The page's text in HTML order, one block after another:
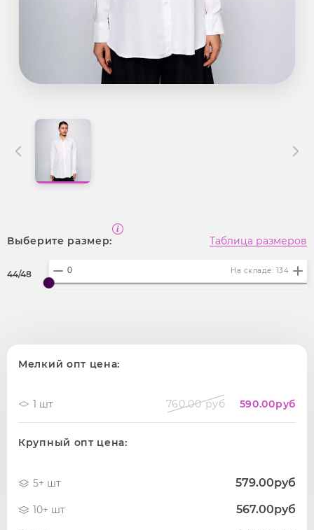
Выберите размер: Таблица размеров
44/48 На складе: 134
Мелкий опт цена:
1 шт 760.00 руб 590.00руб
Крупный опт цена:
5+ шт 579.00руб
10+ шт 567.00руб